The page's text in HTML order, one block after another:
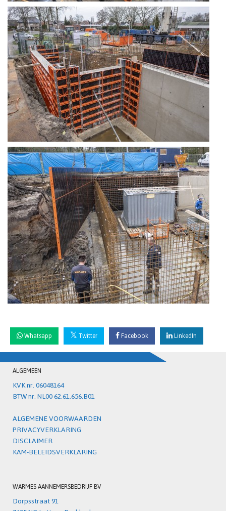
Whatsapp Twitter Facebook LinkedIn
ALGEMEEN
KVK nr. 06048164
BTW nr. NL00 62.61.656.B01
ALGEMENE VOORWAARDEN
PRIVACYVERKLARING
DISCLAIMER
KAM-BELEIDSVERKLARING
WARMES AANNEMERSBEDRIJF BV
Dorpsstraat 91